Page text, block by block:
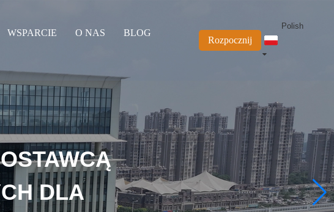
WSPARCIE O NAS
BLOG
Rozpocznij
Polish
DLA